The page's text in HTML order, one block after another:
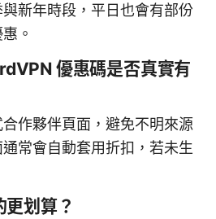
新年時段，平日也會有部份
。
優惠碼是否真實有
作夥伴頁面，避免不明來源
常會自動套用折扣，若未生
划算？